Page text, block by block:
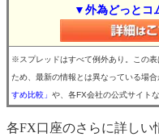
▼外為どっとコ
※スプレッドはすべて例外あり。この
ため、最新の情報とは異なっている場
すめ比較」 や、各FX会社の公式サイト
各FX口座のさらに詳しい